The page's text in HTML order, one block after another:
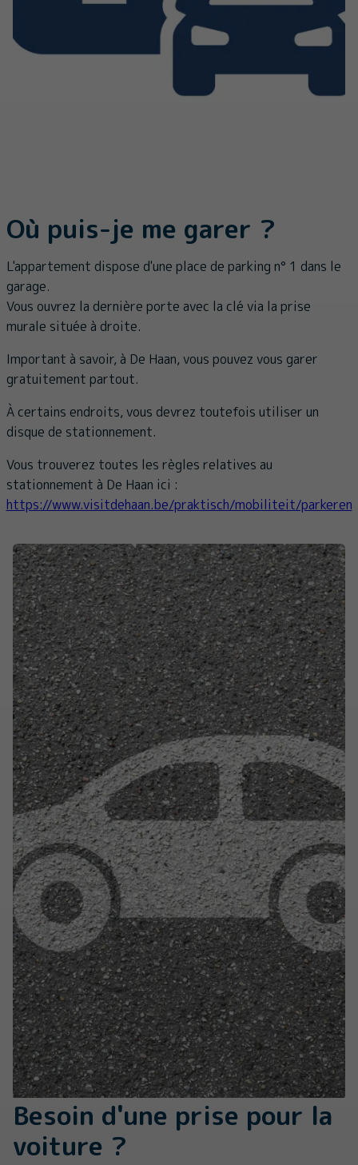
Où puis-je me garer ?
L'appartement dispose d'une place de parking n° 1 dans le
garage.
Vous ouvrez la dernière porte avec la clé via la prise
murale située à droite.
Important à savoir, à De Haan, vous pouvez vous garer
gratuitement partout.
À certains endroits, vous devrez toutefois utiliser un
disque de stationnement.
Vous trouverez toutes les règles relatives au
stationnement à De Haan ici :
https://www.visitdehaan.be/praktisch/mobiliteit/parkeren
Besoin d'une prise pour la
voiture ?